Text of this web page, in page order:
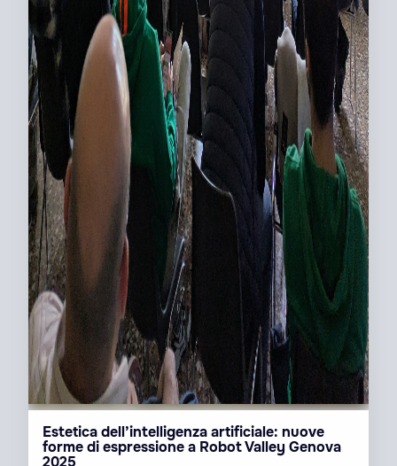
Estetica dell’intelligenza artificiale: nuove
forme di espressione a Robot Valley Genova
2025